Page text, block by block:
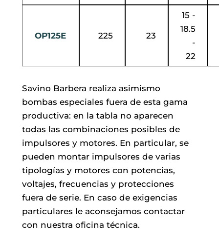
OP125E 225 23
15 -
18.5
-
22
Savino Barbera realiza asimismo
bombas especiales fuera de esta gama
productiva: en la tabla no aparecen
todas las combinaciones posibles de
impulsores y motores. En particular, se
pueden montar impulsores de varias
tipologías y motores con potencias,
voltajes, frecuencias y protecciones
fuera de serie. En caso de exigencias
particulares le aconsejamos contactar
con nuestra oficina técnica.